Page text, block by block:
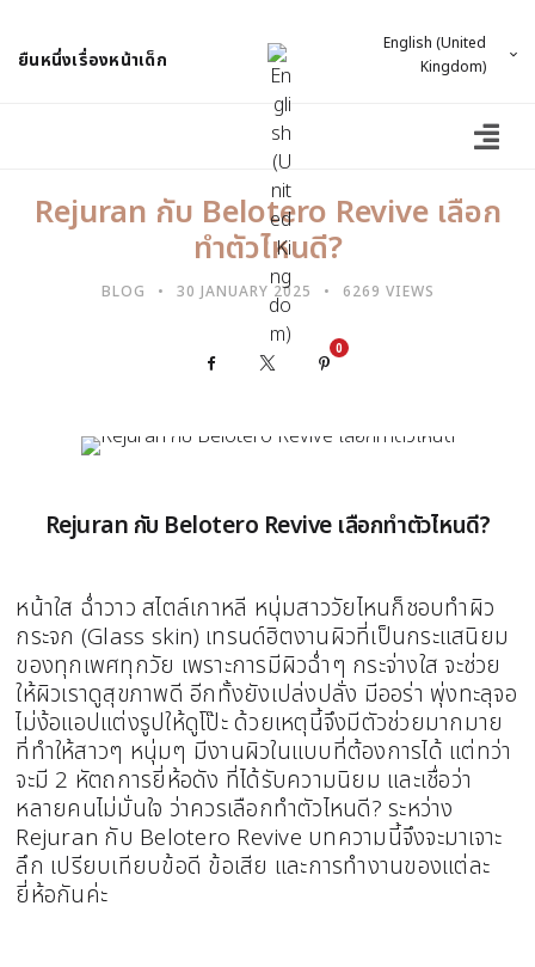
ยืนหนึ่งเรื่องหน้าเด็ก
English (United
Kingdom)
Rejuran กับ Belotero Revive เลือก
ทำตัวไหนดี?
30 JANUARY 2025
BLOG 6269 VIEWS
Facebook
0
Rejuran กับ Belotero Revive เลือกทำตัวไหนดี?
หน้าใส ฉ่ำวาว สไตล์เกาหลี หนุ่มสาววัยไหนก็ชอบทำผิว
กระจก (Glass skin) เทรนด์ฮิตงานผิวที่เป็นกระแสนิยม
ของทุกเพศทุกวัย เพราะการมีผิวฉ่ำๆ กระจ่างใส จะช่วย
ให้ผิวเราดูสุขภาพดี อีกทั้งยังเปล่งปลั่ง มีออร่า พุ่งทะลุจอ
ไม่ง้อแอปแต่งรูปให้ดูโป๊ะ ด้วยเหตุนี้จึงมีตัวช่วยมากมาย
ที่ทำให้สาวๆ หนุ่มๆ มีงานผิวในแบบที่ต้องการได้ แต่ทว่า
จะมี 2 หัตถการยี่ห้อดัง ที่ได้รับความนิยม และเชื่อว่า
หลายคนไม่มั่นใจ ว่าควรเลือกทำตัวไหนดี? ระหว่าง
Rejuran กับ Belotero Revive บทความนี้จึงจะมาเจาะ
ลึก เปรียบเทียบข้อดี ข้อเสีย และการทำงานของแต่ละ
ยี่ห้อกันค่ะ